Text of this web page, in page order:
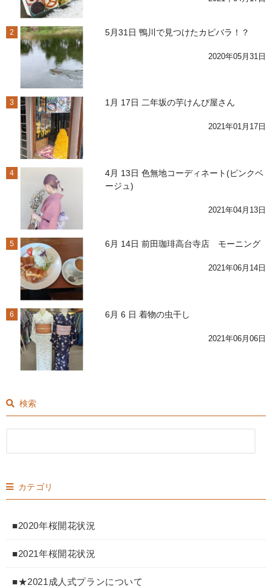
2 5月31日 鴨川で見つけたカピバラ！？
2020年05月31日
3 1月 17日 二年坂の芋けんぴ屋さん
2021年01月17日
4
4月 13日 色無地コーディネート(ピンクベ
ージュ)
2021年04月13日
5 6月 14日 前田珈琲高台寺店 モーニング
2021年06月14日
6 6月 6 日 着物の虫干し
2021年06月06日
検索
カテゴリ
■2020年桜開花状況
■2021年桜開花状況
■★2021成人式プランについて